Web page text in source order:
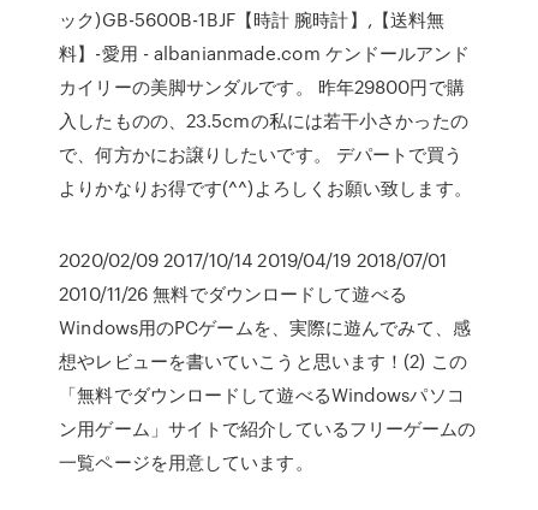
ック)GB-5600B-1BJF【時計 腕時計】,【送料無
料】-愛用 - albanianmade.com ケンドールアンド
カイリーの美脚サンダルです。 昨年29800円で購
入したものの、23.5cmの私には若干小さかったの
で、何方かにお譲りしたいです。 デパートで買う
よりかなりお得です(^^)よろしくお願い致します。
2020/02/09 2017/10/14 2019/04/19 2018/07/01
2010/11/26 無料でダウンロードして遊べる
Windows用のPCゲームを、実際に遊んでみて、感
想やレビューを書いていこうと思います！(2) この
「無料でダウンロードして遊べるWindowsパソコ
ン用ゲーム」サイトで紹介しているフリーゲームの
一覧ページを用意しています。